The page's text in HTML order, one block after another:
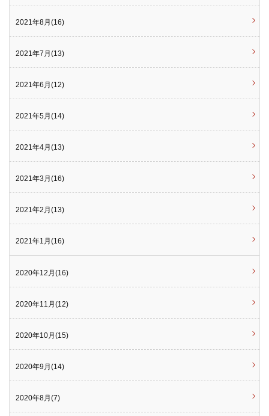
2021年8月(16)
2021年7月(13)
2021年6月(12)
2021年5月(14)
2021年4月(13)
2021年3月(16)
2021年2月(13)
2021年1月(16)
2020年12月(16)
2020年11月(12)
2020年10月(15)
2020年9月(14)
2020年8月(7)